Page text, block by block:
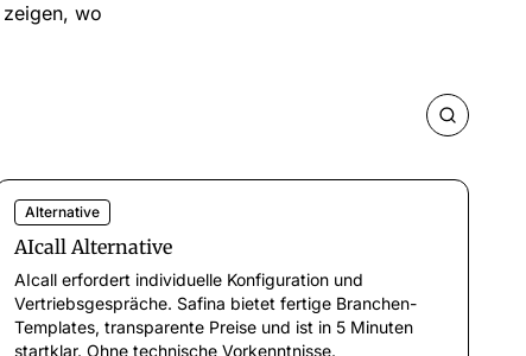
wo
Alternative
AIcall Alternative
AIcall erfordert individuelle Konfiguration und
Vertriebsgespräche. Safina bietet fertige Branchen-
Templates, transparente Preise und ist in 5 Minuten
startklar. Ohne technische Vorkenntnisse.